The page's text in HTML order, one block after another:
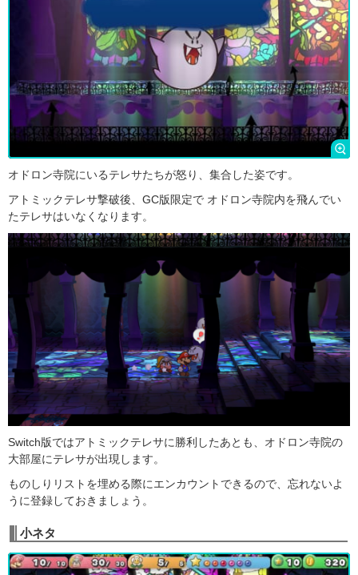
オドロン寺院にいるテレサたちが怒り、集合した姿です。
アトミックテレサ撃破後、GC版限定で オドロン寺院内を飛んでい
たテレサはいなくなります。
Switch版ではアトミックテレサに勝利したあとも、オドロン寺院の
大部屋にテレサが出現します。
ものしりリストを埋める際にエンカウントできるので、忘れないよ
うに登録しておきましょう。
小ネタ